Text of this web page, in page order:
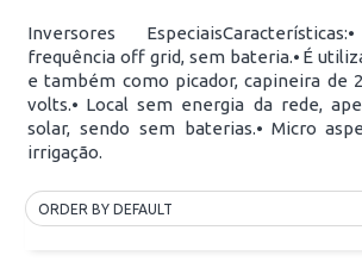
Inversores
frequência off grid, sem bateria.⦁ É
e também como picador, capineira de
volts.⦁ Local sem energia da rede,
solar, sendo sem baterias.⦁ Micro
irrigação.
ORDER BY DEFAULT